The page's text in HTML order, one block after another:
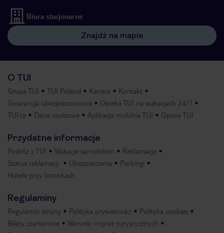
Biura stacjonarne
Znajdź na mapie
O TUI
Grupa TUI TUI Poland Kariera
Kontakt
Gwarancja ubezpieczeniowa
Opieka TUI na wakacjach 24/7
TUI.cz
Dane osobowe Aplikacja mobilna TUI Opinie TUI
Przydatne informacje
Podróż z TUI Wakacje samolotem
Reklamacje
Status reklamacji
Ubezpieczenia
Parkingi
Hotele przy lotniskach
Regulaminy
Regulamin strony Polityka prywatności
Polityka cookies
Bilety czarterowe
Warunki imprez turystycznych